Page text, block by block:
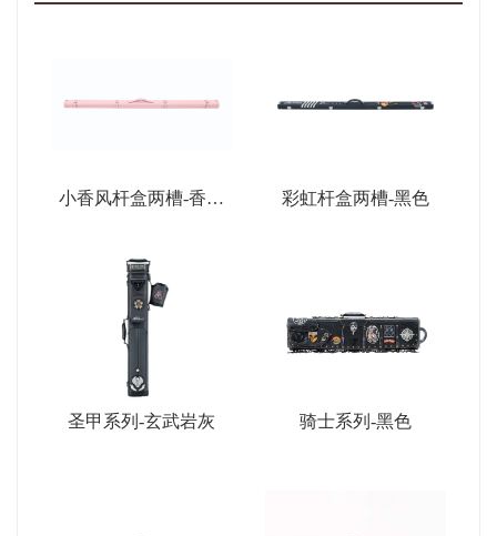
小香风杆盒两槽-香薰
彩虹杆盒两槽-黑色
圣甲系列-玄武岩灰 骑士系列-黑色